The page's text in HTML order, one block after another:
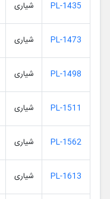
PL-1435 شیاری
PL-1473 شیاری
PL-1498 شیاری
PL-1511 شیاری
PL-1562 شیاری
PL-1613 شیاری